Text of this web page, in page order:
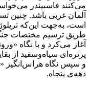
می‌کنند فاسبیندر
آلمان غربی باشد. چنین
است، به‌جهت این‌که
طریق ترسیم مختصات جنگ
آغاز می‌کرد و با نگاه
پرتره‌ای سیاه‌وسفید از
و سپس نگاه هراس‌انگیز
دهه‌ی پنجاه.